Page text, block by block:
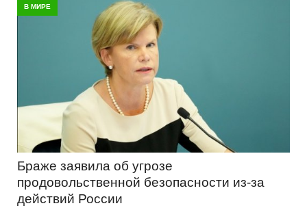
В МИРЕ
Браже заявила об угрозе
продовольственной безопасности из-за
действий России